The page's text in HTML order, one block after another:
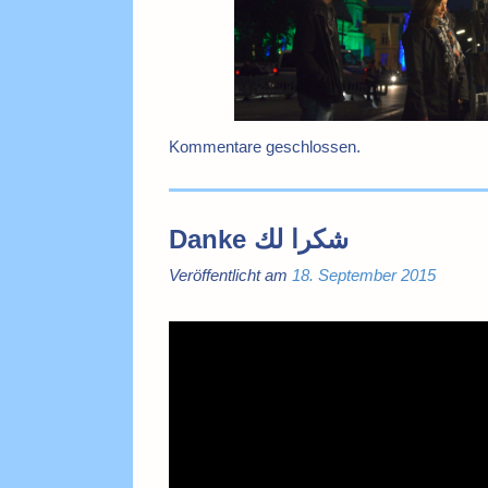
Kommentare geschlossen.
Danke شكرا لك
Veröffentlicht am 18. September 2015